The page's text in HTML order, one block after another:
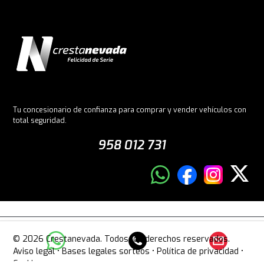
Tu concesionario de confianza para comprar y vender vehículos con
total seguridad.
958 012 731
© 2026 Crestanevada. Todos los derechos reservados.
Aviso legal•Bases legales sorteos •Política de privacidad •
Cookies